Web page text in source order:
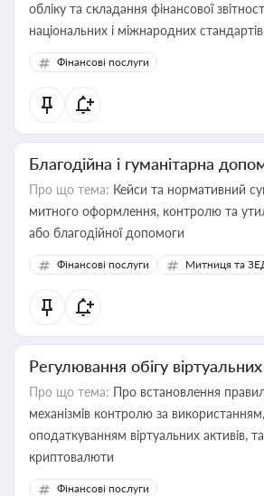
обліку та складання фінансової
національних і міжнародних стандартів
Фінансові послуги
Благодійна і гуманітарна
Про що тема: Кейси та нормативний
митного оформлення, контролю та
або благодійної допомоги
Фінансові послуги Митниця та
Регулювання обігу віртуальних
Про що тема: Про встановлення
механізмів контролю за
оподаткуванням віртуальних активів,
криптовалюти
Фінансові послуги